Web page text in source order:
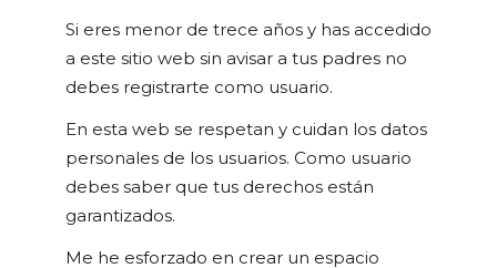
Si eres menor de trece años y has accedido
a este sitio web sin avisar a tus padres no
debes registrarte como usuario.
En esta web se respetan y cuidan los datos
personales de los usuarios. Como usuario
debes saber que tus derechos están
garantizados.
Me he esforzado en crear un espacio